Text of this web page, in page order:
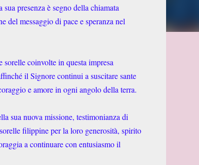
presenza è segno della chiamata
del messaggio di pace e speranza nel
coinvolte in questa impresa
il Signore continui a suscitare sante
e amore in ogni angolo della terra.
sua nuova missione, testimonianza di
filippine per la loro generosità, spirito
a continuare con entusiasmo il